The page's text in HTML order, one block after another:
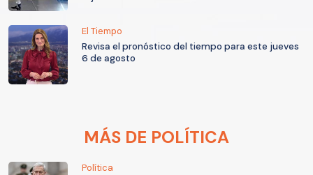
El Tiempo
Revisa el pronóstico del tiempo para este jueves
6 de agosto
MÁS DE POLÍTICA
Política